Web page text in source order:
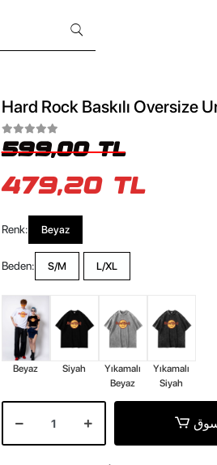
Hard Rock Baskılı Oversize
599,00 TL
479,20 TL
Renk: Beyaz
Beden: S/M L/XL
Beyaz Siyah
Yıkamalı
Beyaz
Yıkamalı
Siyah